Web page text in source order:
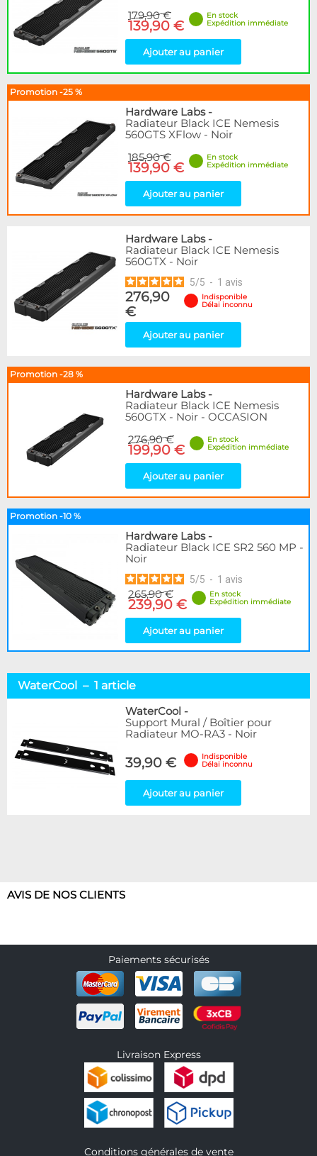
179,90 €
139,90 €
En stock
Expédition immédiate
Ajouter au panier
Promotion -25 %
Hardware Labs-
Radiateur Black ICE Nemesis
560GTS XFlow - Noir
185,90 €
139,90 €
En stock
Expédition immédiate
Ajouter au panier
Hardware Labs-
Radiateur Black ICE Nemesis
560GTX - Noir
5/5 - 1 avis
276,90
€
Indisponible
Délai inconnu
Ajouter au panier
Promotion -28 %
Hardware Labs-
Radiateur Black ICE Nemesis
560GTX - Noir - OCCASION
276,90 €
199,90 €
En stock
Expédition immédiate
Ajouter au panier
Promotion -10 %
Hardware Labs-
Radiateur Black ICE SR2 560 MP -
Noir
5/5 - 1 avis
265,90 €
239,90 €
En stock
Expédition immédiate
Ajouter au panier
WaterCool – 1 article
WaterCool -
Support Mural / Boîtier pour
Radiateur MO-RA3 - Noir
39,90 €
Indisponible
Délai inconnu
Ajouter au panier
AVIS DE NOS CLIENTS
Paiements sécurisés
Livraison Express
Conditions générales de vente